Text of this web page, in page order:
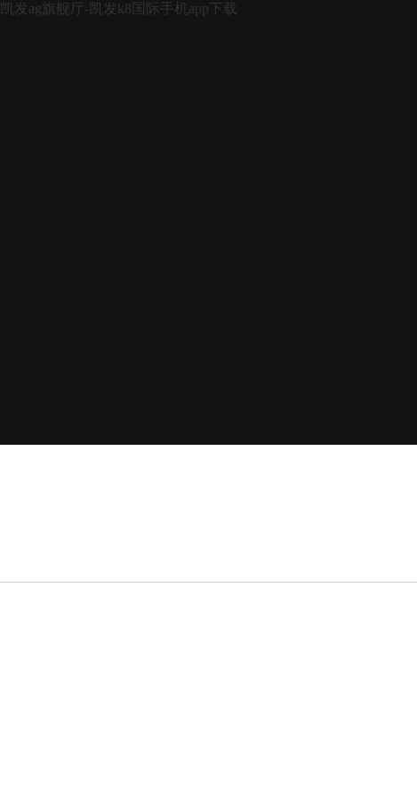
凯发ag旗舰厅-凯发k8国际手机app下载